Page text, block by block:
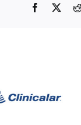
Facebook
X